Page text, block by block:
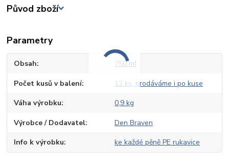
Původ zboží
Parametry
Obsah 750 ml
Počet kusů v balení 12 ks, prodáváme i po kuse
Váha výrobku 0,9 kg
Výrobce / Dodavatel Den Braven
Info k výrobku ke každé pěně PE rukavice